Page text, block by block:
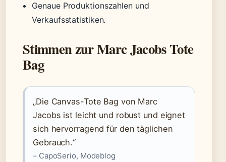
Genaue Produktionszahlen und
Verkaufsstatistiken.
Stimmen zur Marc Jacobs Tote
Bag
„Die Canvas-Tote Bag von Marc
Jacobs ist leicht und robust und eignet
sich hervorragend für den täglichen
Gebrauch.“
– CapoSerio, Modeblog